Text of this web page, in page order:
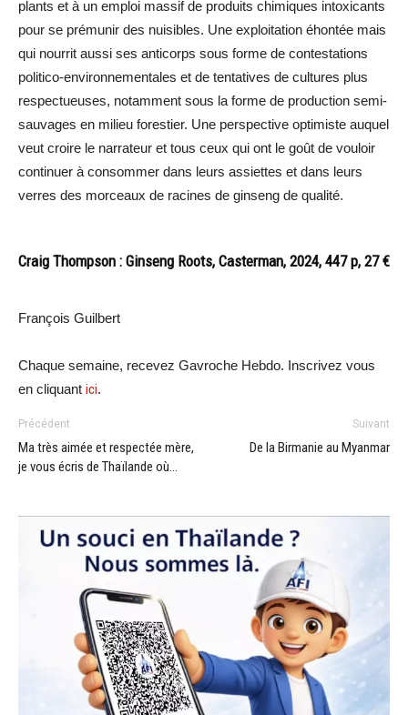
plants et à un emploi massif de produits chimiques intoxicants
pour se prémunir des nuisibles. Une exploitation éhontée mais
qui nourrit aussi ses anticorps sous forme de contestations
politico-environnementales et de tentatives de cultures plus
respectueuses, notamment sous la forme de production semi-
sauvages en milieu forestier. Une perspective optimiste auquel
veut croire le narrateur et tous ceux qui ont le goût de vouloir
continuer à consommer dans leurs assiettes et dans leurs
verres des morceaux de racines de ginseng de qualité.
Craig Thompson : Ginseng Roots, Casterman, 2024, 447 p, 27 €
François Guilbert
Chaque semaine, recevez Gavroche Hebdo. Inscrivez vous
en cliquant ici.
Précédent
Ma très aimée et respectée mère,
je vous écris de Thaïlande où…
Suivant
De la Birmanie au Myanmar